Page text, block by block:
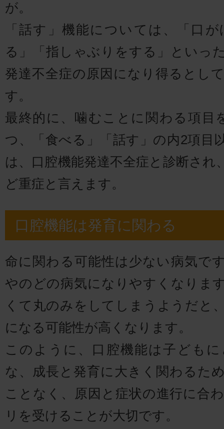
が。
「話す」機能については、「口
る」「指しゃぶりをする」といっ
発達不全症の原因になり得るとし
す。
最終的に、噛むことに関わる項目
つ、「食べる」「話す」の内2項目
は、口腔機能発達不全症と診断され
ど重症と言えます。
口腔機能は発育に関わる
命に関わる可能性は少ない病気で
やのどの病気になりやすくなりま
くて丸のみをしてしまうようだと
になる可能性が高くなります。
このように、口腔機能は子ども
な、成長と発育に大きく関わるた
ことなく、原因と症状の進行に合
リを受けることが大切です。